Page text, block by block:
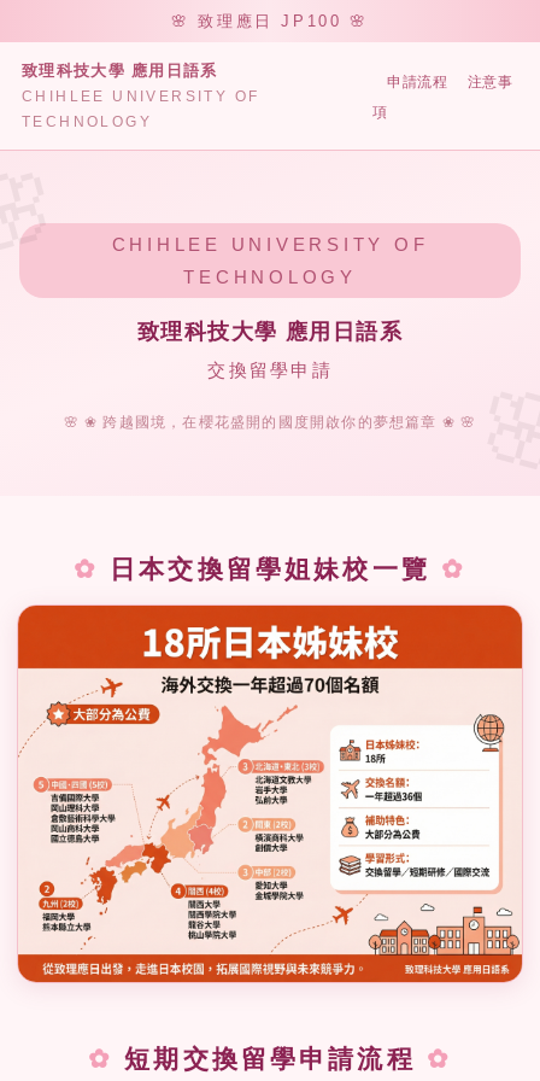
到
主
要
首頁 國際交流
國際交流申請
🌸 致理應日 JP100 🌸
致理科技大學 應用日語系
CHIHLEE UNIVERSITY OF
TECHNOLOGY
申請流程
注意事
項
CHIHLEE UNIVERSITY OF
TECHNOLOGY
致理科技大學 應用日語系
交換留學申請
🌸 ❀ 跨越國境，在櫻花盛開的國度開啟你的夢想篇章 ❀ 🌸
日本交換留學姐妹校一覽
短期交換留學申請流程